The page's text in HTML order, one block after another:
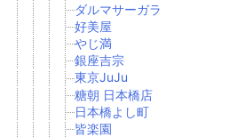
ダルマサーガラ
好美屋
やじ満
銀座吉宗
東京JuJu
糖朝 日本橋店
日本橋よし町
皆楽園